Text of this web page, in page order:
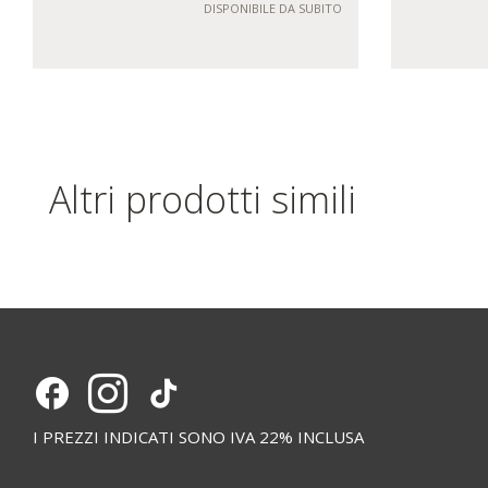
DISPONIBILE DA SUBITO
Altri prodotti simili
I PREZZI INDICATI SONO IVA 22% INCLUSA